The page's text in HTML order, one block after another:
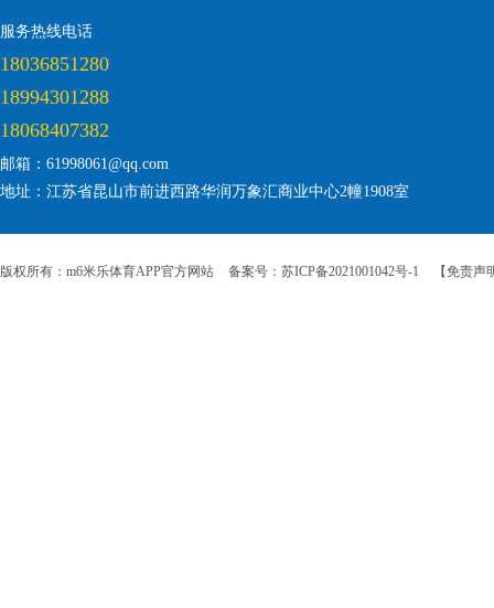
服务热线电话
18036851280
18994301288
18068407382
邮箱：61998061@qq.com
地址：江苏省昆山市前进西路华润万象汇商业中心2幢1908室
版权所有：m6米乐体育APP官方网站 备案号：苏ICP备2021001042号-1 【免责声